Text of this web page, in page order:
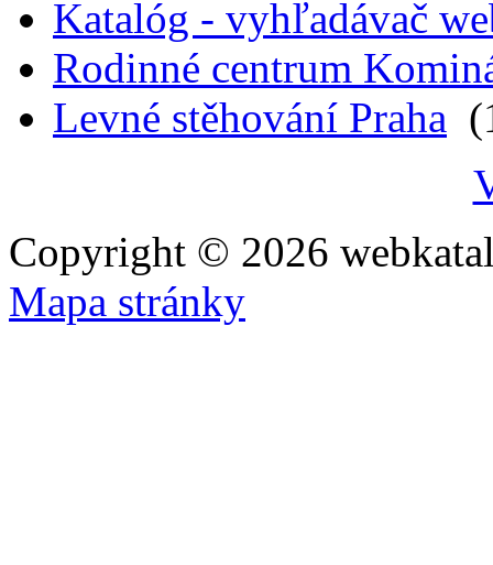
Katalóg - vyhľadávač
Rodinné centrum
Levné stěhování Praha
Copyright © 2026
Mapa stránky